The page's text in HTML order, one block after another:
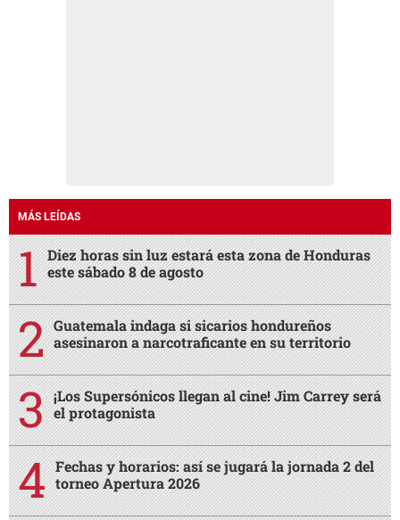
MÁS LEÍDAS
Diez horas sin luz estará esta zona de Honduras
este sábado 8 de agosto
Guatemala indaga si sicarios hondureños
asesinaron a narcotraficante en su territorio
¡Los Supersónicos llegan al cine! Jim Carrey será
el protagonista
Fechas y horarios: así se jugará la jornada 2 del
torneo Apertura 2026